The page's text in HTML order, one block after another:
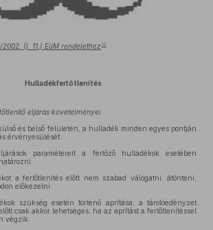
(I. 11.) EüM rendelethez 16
Hulladékfertőtlenítés
eljárás követelményei
és belső felületén, a hulladék minden egyes pontján
érvényesülését.
paramétereit a fertőző hulladékok esetében
a fertőtlenítés előtt nem szabad válogatni, átönteni,
előkezelni.
szükség esetén történő aprítása, a tárolóedényzet
csak akkor lehetséges, ha az aprítást a fertőtlenítéssel
végzik.